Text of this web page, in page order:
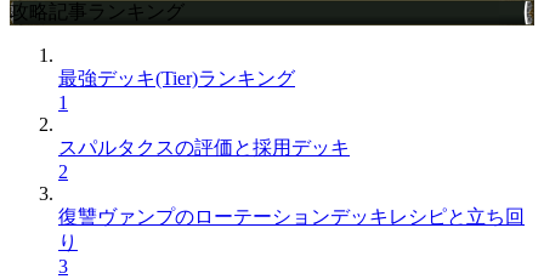
攻略記事ランキング
最強デッキ(Tier)ランキング
1
スパルタクスの評価と採用デッキ
2
復讐ヴァンプのローテーションデッキレシピと立ち回
り
3